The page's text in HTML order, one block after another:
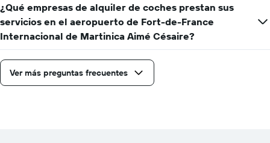
¿Qué empresas de alquiler de coches prestan sus
servicios en el aeropuerto de Fort-de-France
Internacional de Martinica Aimé Césaire?
Ver más preguntas frecuentes